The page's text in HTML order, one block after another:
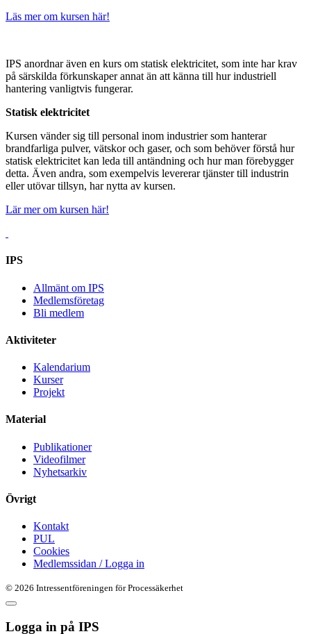
Läs mer om kursen här!
IPS anordnar även en kurs om statisk elektricitet, som inte har krav
på särskilda förkunskaper annat än att känna till hur industriell
hantering vanligtvis fungerar.
Statisk elektricitet
Kursen vänder sig till personal inom industrier som hanterar
brandfarliga pulver, vätskor och gaser, och som behöver förstå hur
statisk elektricitet kan leda till antändning och hur man förebygger
detta. Även andra, som exempelvis levererar tjänster till industrin
eller utövar tillsyn, har nytta av kursen.
Lär mer om kursen här!
IPS
Allmänt om IPS
Medlemsföretag
Bli medlem
Aktiviteter
Kalendarium
Kurser
Projekt
Material
Publikationer
Videofilmer
Nyhetsarkiv
Övrigt
Kontakt
PUL
Cookies
Medlemssidan / Logga in
© 2026 Intressentföreningen för Processäkerhet
Logga in på IPS